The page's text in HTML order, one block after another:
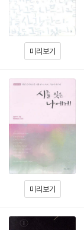
미리보기
미리보기